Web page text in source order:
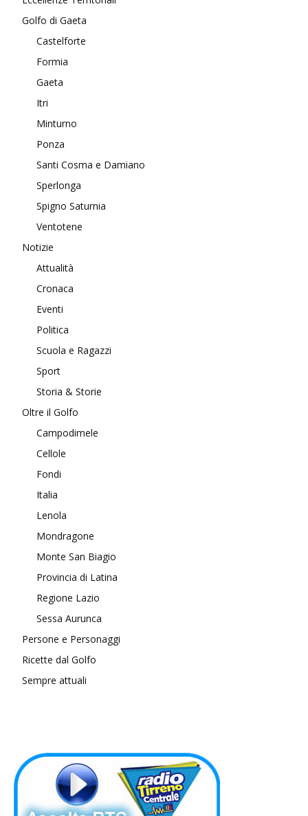
Golfo di Gaeta
Castelforte
Formia
Gaeta
Itri
Minturno
Ponza
Santi Cosma e Damiano
Sperlonga
Spigno Saturnia
Ventotene
Notizie
Attualità
Cronaca
Eventi
Politica
Scuola e Ragazzi
Sport
Storia & Storie
Oltre il Golfo
Campodimele
Cellole
Fondi
Italia
Lenola
Mondragone
Monte San Biagio
Provincia di Latina
Regione Lazio
Sessa Aurunca
Persone e Personaggi
Ricette dal Golfo
Sempre attuali